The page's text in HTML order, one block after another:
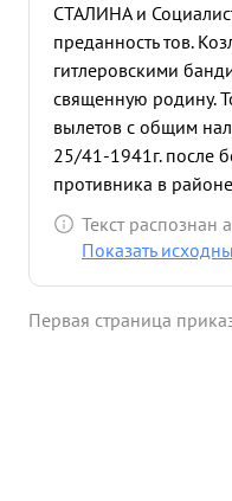
СТАЛИНА и
преданность тов.
гитлеровскими
священную родину.
вылетов с общим
25/41-1941г. после
противника в
Козлова был
противника типа
выбросился на
Текст распознан
Показать
Первая страница